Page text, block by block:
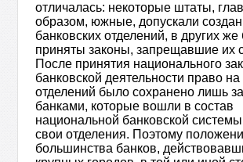
отличалась: некоторые штаты,
образом, южные, допускали
банковских отделений, в других
приняты законы, запрещавшие их
После принятия национального
банковской деятельности право
отделений было сохранено лишь
банками, которые вошли в состав
национальной банковской
свои отделения. Поэтому
большинства банков,